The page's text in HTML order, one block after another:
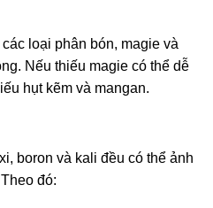
loại phân bón, magie và
Nếu thiếu magie có thể dễ
hụt kẽm và mangan.
boron và kali đều có thể ảnh
đó: